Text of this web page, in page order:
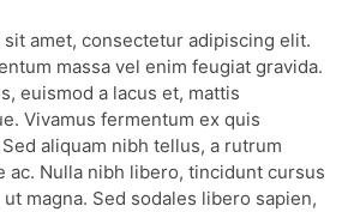
amet, consectetur adipiscing elit.
massa vel enim feugiat gravida.
euismod a lacus et, mattis
Vivamus fermentum ex quis
aliquam nibh tellus, a rutrum
ac. Nulla nibh libero, tincidunt cursus
magna. Sed sodales libero sapien,